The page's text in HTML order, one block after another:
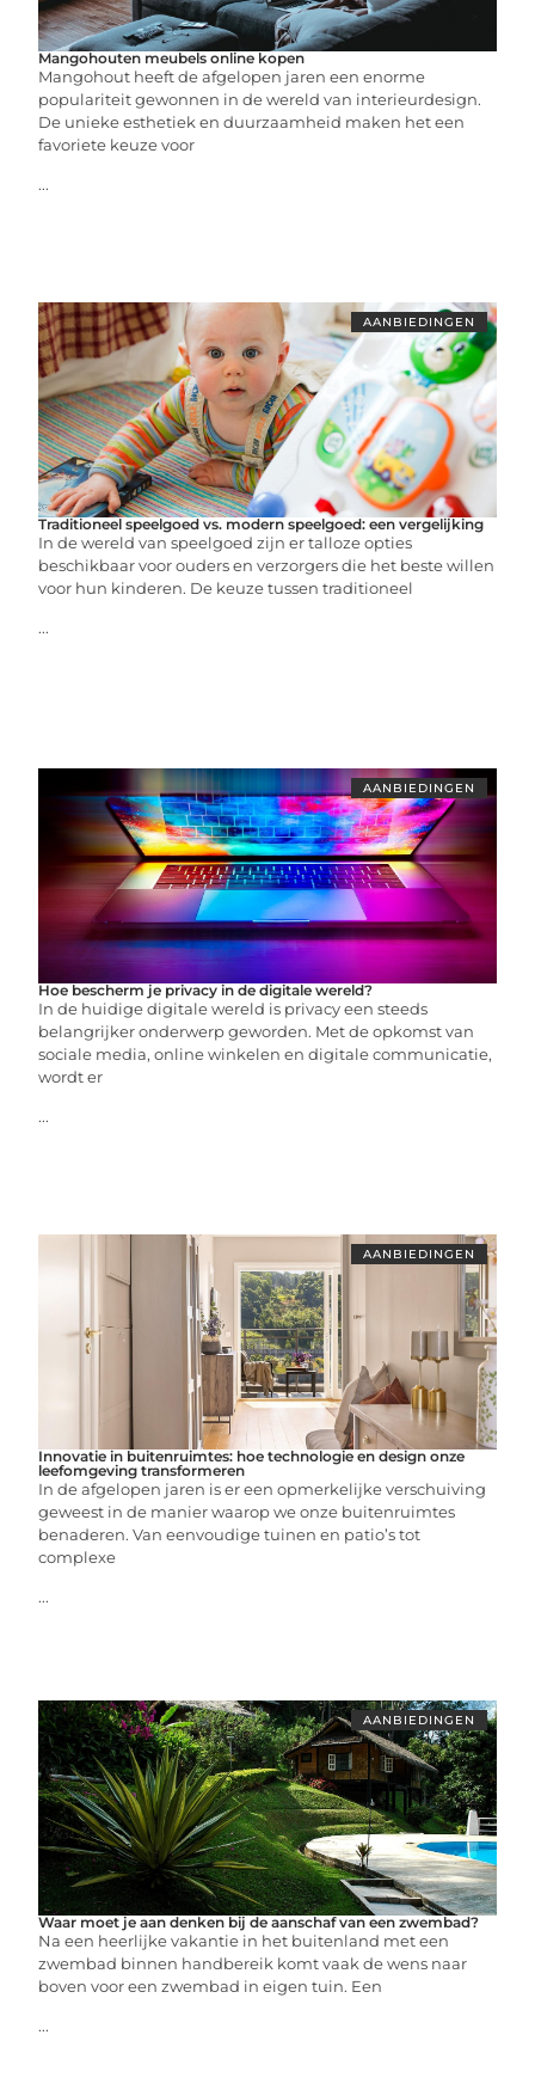
Mangohouten meubels online kopen
Mangohout heeft de afgelopen jaren een enorme
populariteit gewonnen in de wereld van interieurdesign.
De unieke esthetiek en duurzaamheid maken het een
favoriete keuze voor
...
AANBIEDINGEN
Traditioneel speelgoed vs. modern speelgoed: een vergelijking
In de wereld van speelgoed zijn er talloze opties
beschikbaar voor ouders en verzorgers die het beste willen
voor hun kinderen. De keuze tussen traditioneel
...
AANBIEDINGEN
Hoe bescherm je privacy in de digitale wereld?
In de huidige digitale wereld is privacy een steeds
belangrijker onderwerp geworden. Met de opkomst van
sociale media, online winkelen en digitale communicatie,
wordt er
...
AANBIEDINGEN
Innovatie in buitenruimtes: hoe technologie en design onze
leefomgeving transformeren
In de afgelopen jaren is er een opmerkelijke verschuiving
geweest in de manier waarop we onze buitenruimtes
benaderen. Van eenvoudige tuinen en patio’s tot
complexe
...
AANBIEDINGEN
Waar moet je aan denken bij de aanschaf van een zwembad?
Na een heerlijke vakantie in het buitenland met een
zwembad binnen handbereik komt vaak de wens naar
boven voor een zwembad in eigen tuin. Een
...